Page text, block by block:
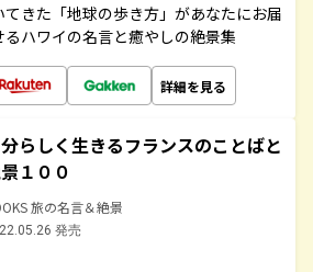
きた「地球の歩き方」があなたにお届
ハワイの名言と癒やしの絶景集
詳細を見る
らしく生きるフランスのことばと
１００
旅の名言＆絶景
発売